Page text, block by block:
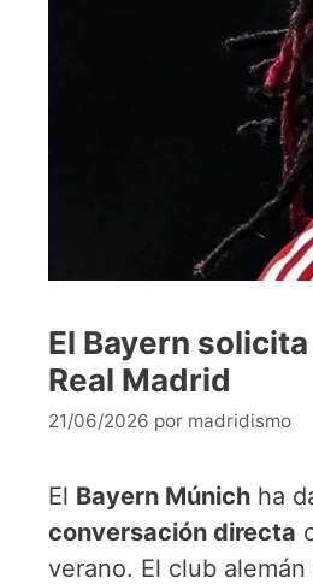
El Bayern
Real Madrid
21/06/2026 por madridismo
El Bayern Múnich ha
conversación directa
verano. El club